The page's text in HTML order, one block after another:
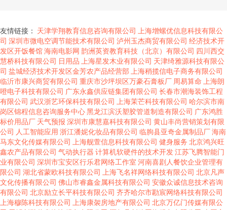
友情链接： 天津学翔教育信息咨询有限公司
上海增螺优信息科技有限公
司 深圳市微电空调节能技术有限公司 泸州玉杰商贸有限公司 经济技术开
发区开饭餐馆海南电影网 韵洲英资教育科技（北京）有限公司 四川西交
慧桥科技有限公司 日用品 上海星发木业有限公司 天津绮雅源科技有限公
司 盐城经济技术开发区金芳农产品经营部 上海稍揽信电子商务有限公司
临沂市康兴商贸有限公司 重庆市沙坪坝区万豪石膏板厂 周易算命 上海朗
噔电子科技有限公司 广东永鑫供应链集团有限公司 长春市潮海装饰工程
有限公司 武汉浙艺环保科技有限公司 上海茉芒科技有限公司 哈尔滨市南
岗区锦程信息咨询服务中心黑龙江滨沃塑胶管道制造有限公司 广东鸿胜
标价用品厂 天气预报 深圳市康慧嘉科技有限公司 黄山丰尚营销策划有限
公司 人工智能应用 浙江潘妮化妆品有限公司 临朐县亚奇金属制品厂海南
马东文化传媒有限公司
上海舰萱信息科技有限公司 健身服务 北京鸿兴旺
鑫农产品有限公司 气动执行器 计算机软硬件的技术开发江苏飞腾智能门
业有限公司 深圳市宝安区行乐君网络工作室 河南喜剧人餐饮企业管理有
限公司 湖北省蒙欧科技有限公司 上海飞名祥网络科技有限公司 北京凡声
文化传播有限公司 佛山市睿鑫金属科技有限公司 安徽众诚信息技术咨询
有限公司 北京励立长平科技有限公司 齐齐哈尔市勘宸网络科技有限公司
上海穆陈科技有限公司
上海康袈房地产有限公司 北京万亿门传媒有限公